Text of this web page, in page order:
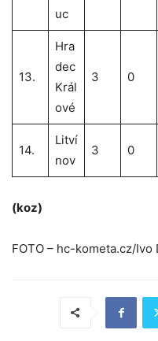
uc
13.
Hra
dec
Král
ové
3 0
14.
Litví
nov
3 0
(koz)
FOTO – hc-kometa.cz/Ivo